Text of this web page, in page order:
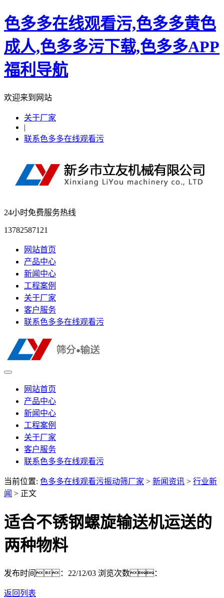
色多多在线观看污,色多多黄色
成人,色多多污下载,色多多APP
福利导航
欢迎来到网站
关于厂家
|
联系色多多在线观看污
24小时免费服务热线
13782587121
网站首页
产品中心
新闻中心
工程案例
关于厂家
客户服务
联系色多多在线观看污
网站首页
产品中心
新闻中心
工程案例
关于厂家
客户服务
联系色多多在线观看污
当前位置: 色多多在线观看污振动筛厂家 > 新闻资讯 > 行业新
闻 > 正文
适合不锈钢螺旋输送机运送的
两种物料
发布时间：22/12/03 浏览次数：
返回列表